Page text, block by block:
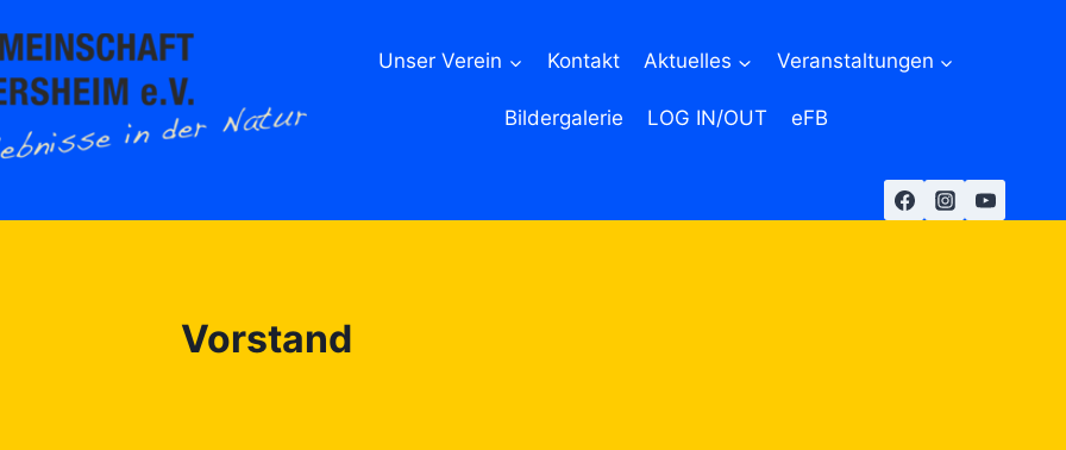
Unser Verein Kontakt Aktuelles Veranstaltungen
Bildergalerie LOG IN/OUT eFB
Vorstand